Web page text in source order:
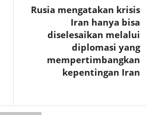
Rusia mengatakan krisis
Iran hanya bisa
diselesaikan melalui
diplomasi yang
mempertimbangkan
kepentingan Iran